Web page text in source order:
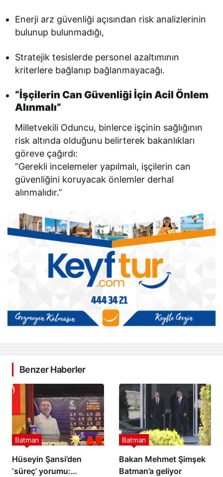
Enerji arz güvenliği açısından risk analizlerinin
bulunup bulunmadığı,
Stratejik tesislerde personel azaltımının
kriterlere bağlanıp bağlanmayacağı.
“İşçilerin Can Güvenliği İçin Acil Önlem
Alınmalı”
Milletvekili Oduncu, binlerce işçinin sağlığının
risk altında olduğunu belirterek bakanlıkları
göreve çağırdı:
“Gerekli incelemeler yapılmalı, işçilerin can
güvenliğini koruyacak önlemler derhal
alınmalıdır.”
Benzer Haberler
Hüseyin Şansi’den
‘süreç’ yorumu:
Batman
Bakan Mehmet Şimşek
Batman’a geliyor
Batman